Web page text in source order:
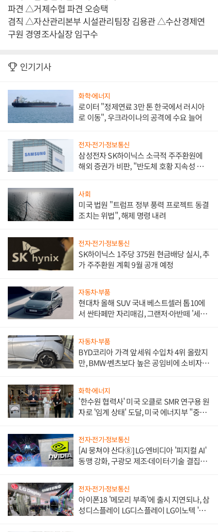
파견 △거제수협 파견 오승택
겸직 △자산관리본부 시설관리팀장 김용관 △수산경제연
구원 경영조사실장 임구수
인기기사
화학·에너지
로이터 "정제연료 3만 톤 한국에서 러시아
로 이동", 우크라이나의 공격에 수요 늘어
전자·전기·정보통신
삼성전자 SK하이닉스 소극적 주주환원에
해외 증권가 비판, "반도체 호황 지속성 의
사회
미국 법원 "트럼프 정부 풍력 프로젝트 동결
조치는 위법", 해제 명령 내려
전자·전기·정보통신
SK하이닉스 1주당 375원 현금배당 실시, 추
가 주주환원 계획 9월 공개 예정
자동차·부품
현대차 올해 SUV 국내 베스트셀러 톱10에
서 싼타페만 자리매김, 그랜저·아반떼 '세단
자동차·부품
BYD코리아 가격 앞세워 수입차 4위 올랐지
만, BMW·벤츠보다 높은 공임비에 소비자
화학·에너지
'한수원 협력사' 미국 오클로 SMR 연구용 원
자로 '임계 상태' 도달, 미국 에너지부 "중요
전자·전기·정보통신
[AI 뭉쳐야 산다⑧] LG·엔비디아 '피지컬 AI'
동맹 강화, 구광모 제조·데이터·기술 결집
전자·전기·정보통신
아이폰18 '메모리 부족'에 출시 지연되나, 삼
성디스플레이 LG디스플레이 LG이노텍 '탈